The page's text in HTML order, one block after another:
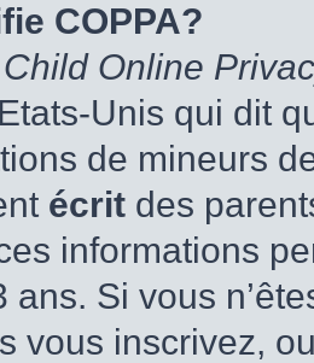
COPPA?
Child Online
Unis qui dit
de mineurs
écrit des
informations
ans. Si vous
vous inscrivez,